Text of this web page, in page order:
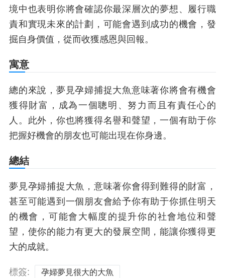
境中也表明你將會確認你最深層次的夢想、履行職
責和實現未來的計劃，可能會遇到成功的機會，發
掘自身價值，從而收獲感恩與回報。
寓意
總的來說，夢見孕婦捕捉大魚意味著你將會有機會
獲得財富，成為一個聰明、努力而且有責任心的
人。此外，你也將獲得名譽和聲望，一個有助于你
把握好機會的朋友也可能出現在你身邊。
總結
夢見孕婦捕捉大魚，意味著你會得到難得的財富，
甚至可能遇到一個朋友會給予你有助于你抓住明天
的機會，可能會大幅度的提升你的社會地位和聲
望，使你的能力有更大的發展空間，能讓你獲得更
大的成就。
標簽: 孕婦夢見很大的大魚